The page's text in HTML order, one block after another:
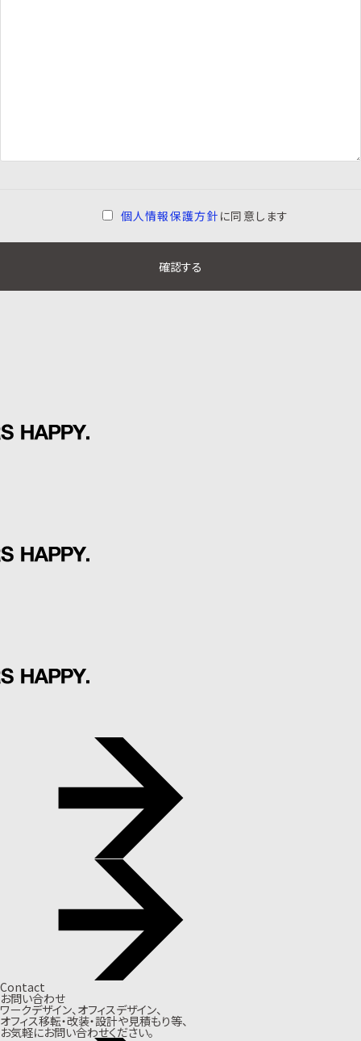
個人情報保護方針 に同意します
Contact
お問い合わせ
ワークデザイン、オフィスデザイン、
オフィス移転・改装・設計や見積もり等、
お気軽にお問い合わせください。